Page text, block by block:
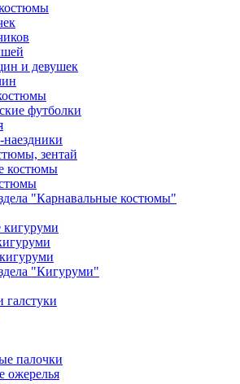
и девушек
футболки
зентай
костюмы
"Карнавальные костюмы"
кигуруми
"Кигуруми"
галстуки
палочки
ожерелья